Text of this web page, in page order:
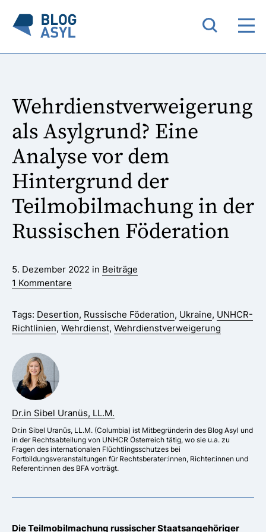
Wehrdienstverweigerung
als Asylgrund? Eine
Analyse vor dem
Hintergrund der
Teilmobilmachung in der
Russischen Föderation
5. Dezember 2022 in Beiträge
1 Kommentare
Tags: Desertion, Russische Föderation, Ukraine, UNHCR-
Richtlinien, Wehrdienst, Wehrdienstverweigerung
Dr.in Sibel Uranüs, LL.M.
Dr.in Sibel Uranüs, LL.M. (Columbia) ist Mitbegründerin des Blog Asyl und
in der Rechtsabteilung von UNHCR Österreich tätig, wo sie u.a. zu
Fragen des internationalen Flüchtlingsschutzes bei
Fortbildungsveranstaltungen für Rechtsberater:innen, Richter:innen und
Referent:innen des BFA vorträgt.
Die Teilmobilmachung russischer Staatsangehöriger